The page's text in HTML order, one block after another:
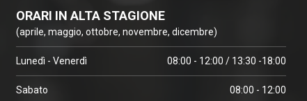
ORARI IN ALTA STAGIONE
(aprile, maggio, ottobre, novembre, dicembre)
Lunedì - Venerdì 08:00 - 12:00 / 13:30 -18:00
Sabato 08:00 - 12:00